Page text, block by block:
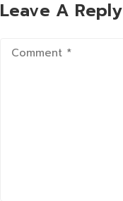
Leave A Reply